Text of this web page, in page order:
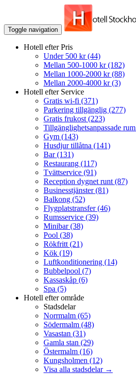
Toggle navigation
Hotell efter Pris
Under 500 kr(44)
Mellan 500-1000 kr(182)
Mellan 1000-2000 kr(88)
Mellan 2000-4000 kr(3)
Hotell efter Service
Gratis wi-fi (371)
Parkering tillgänglig (277)
Gratis frukost (223)
Tillgänglighetsanpassade rum
Gym (143)
Husdjur tillåtna (141)
Bar(131)
Restaurang (117)
Tvättservice (91)
Reception dygnet runt (87)
Businesstjänster(81)
Balkong (52)
Flygplatstransfer(46)
Rumsservice (39)
Minibar(38)
Pool (38)
Rökfritt (21)
Kök (19)
Luftkonditionering (14)
Bubbelpool (7)
Kassaskåp (6)
Spa (5)
Hotell efter område
Stadsdelar
Norrmalm (65)
Södermalm (48)
Vasastan (31)
Gamla stan (29)
Östermalm (16)
Kungsholmen (12)
Visa alla stadsdelar →